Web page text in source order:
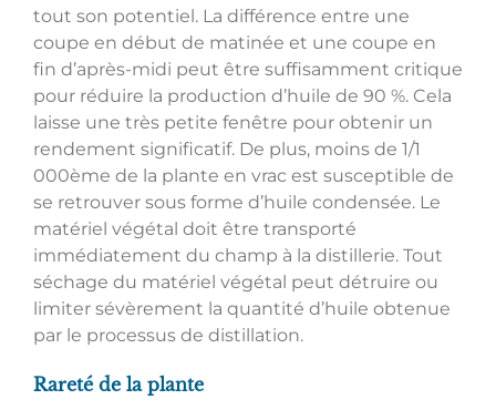
tout son potentiel. La différence entre une
coupe en début de matinée et une coupe en
fin d’après-midi peut être suffisamment critique
pour réduire la production d’huile de 90 %. Cela
laisse une très petite fenêtre pour obtenir un
rendement significatif. De plus, moins de 1/1
000ème de la plante en vrac est susceptible de
se retrouver sous forme d’huile condensée. Le
matériel végétal doit être transporté
immédiatement du champ à la distillerie. Tout
séchage du matériel végétal peut détruire ou
limiter sévèrement la quantité d’huile obtenue
par le processus de distillation.
Rareté de la plante